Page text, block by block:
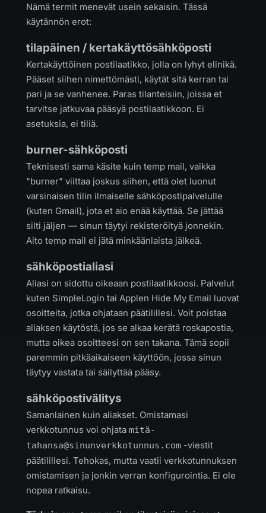
Nämä termit menevät usein sekaisin. Tässä
käytännön erot:
tilapäinen / kertakäyttösähköposti
Kertakäyttöinen postilaatikko, jolla on lyhyt elinikä.
Pääset siihen nimettömästi, käytät sitä kerran tai
pari ja se vanhenee. Paras tilanteisiin, joissa et
tarvitse jatkuvaa pääsyä postilaatikkoon. Ei
asetuksia, ei tiliä.
burner-sähköposti
Teknisesti sama käsite kuin temp mail, vaikka
"burner" viittaa joskus siihen, että olet luonut
varsinaisen tilin ilmaiselle sähköpostipalvelulle
(kuten Gmail), jota et aio enää käyttää. Se jättää
silti jäljen — sinun täytyi rekisteröityä jonnekin.
Aito temp mail ei jätä minkäänlaista jälkeä.
sähköpostialiasi
Aliasi on sidottu oikeaan postilaatikkoosi. Palvelut
kuten SimpleLogin tai Applen Hide My Email luovat
osoitteita, jotka ohjataan päätilillesi. Voit poistaa
aliaksen käytöstä, jos se alkaa kerätä roskapostia,
mutta oikea osoitteesi on sen takana. Tämä sopii
paremmin pitkäaikaiseen käyttöön, jossa sinun
täytyy vastata tai säilyttää pääsy.
sähköpostivälitys
Samanlainen kuin aliakset. Omistamasi
verkkotunnus voi ohjata mitä-
tahansa@sinunverkkotunnus.com -viestit
päätilillesi. Tehokas, mutta vaatii verkkotunnuksen
omistamisen ja jonkin verran konfigurointia. Ei ole
nopea ratkaisu.